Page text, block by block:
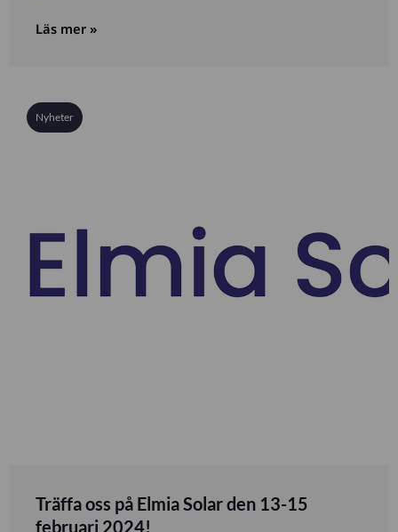
Läs mer »
Nyheter
Träffa oss på Elmia Solar den 13-15
februari 2024!